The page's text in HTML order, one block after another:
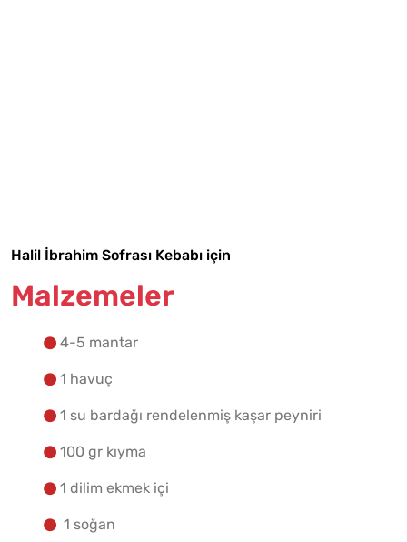
Halil İbrahim Sofrası Kebabı için
Malzemeler
4-5 mantar
1 havuç
1 su bardağı rendelenmiş kaşar peyniri
100 gr kıyma
1 dilim ekmek içi
1 soğan